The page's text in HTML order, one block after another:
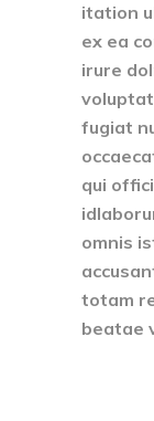
itation
ex ea
irure
fugiat
qui
omnis
totam
beatae